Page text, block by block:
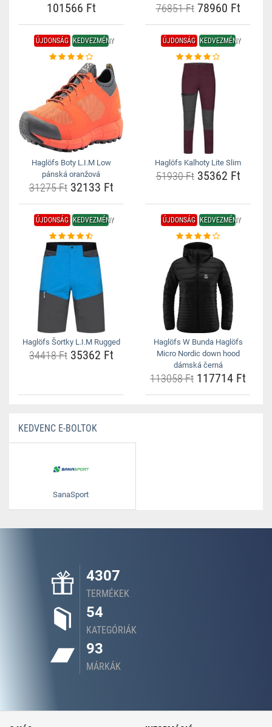
101566 Ft 76851 Ft78960 Ft
ÚJDONSÁG KEDVEZMÉNY
Haglöfs Boty L.I.M Low
pánská oranžová
31275 Ft32133 Ft
ÚJDONSÁG KEDVEZMÉNY
Haglöfs Kalhoty Lite Slim
51930 Ft35362 Ft
ÚJDONSÁG KEDVEZMÉNY
Haglöfs Šortky L.I.M Rugged
34418 Ft35362 Ft
ÚJDONSÁG KEDVEZMÉNY
Haglöfs W Bunda Haglöfs
Micro Nordic down hood
dámská černá
113058 Ft 117714 Ft
KEDVENC E-BOLTOK
SanaSport
4307
TERMÉKEK
54
KATEGÓRIÁK
93
MÁRKÁK